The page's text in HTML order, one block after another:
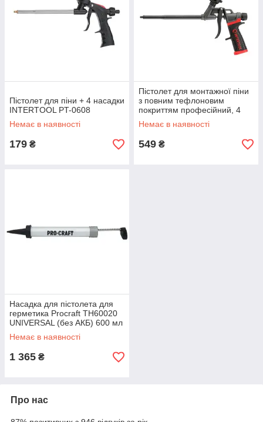
Пістолет для піни + 4 насадки
INTERTOOL PT-0608
Немає в наявності
179 ₴
Пістолет для монтажної піни
з повним тефлоновим
покриттям професійний, 4
насадки INTERTOOL PT-0610
Немає в наявності
549 ₴
Насадка для пістолета для
герметика Procraft TH60020
UNIVERSAL (без АКБ) 600 мл
Немає в наявності
1 365 ₴
Про нас